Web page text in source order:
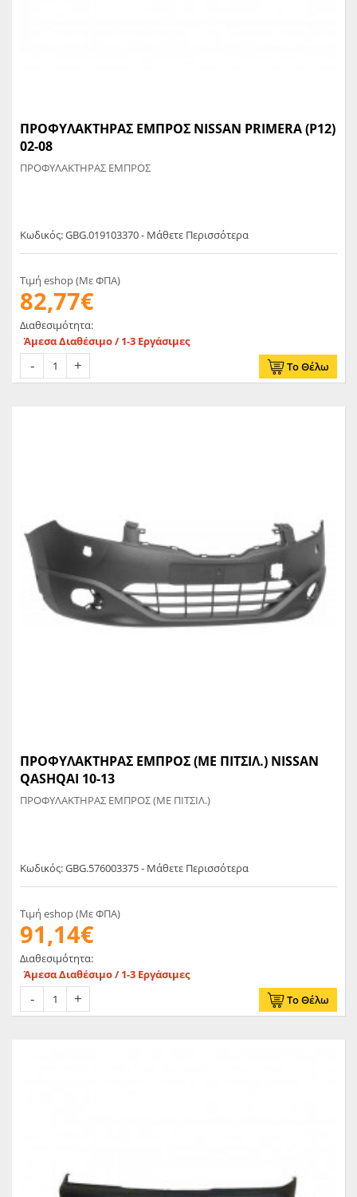
ΠΡΟΦΥΛΑΚΤΗΡΑΣ ΕΜΠΡΟΣ NISSAN PRIMERA (P12)
02-08
ΠΡΟΦΥΛΑΚΤΗΡΑΣ ΕΜΠΡΟΣ
Κωδικός: GBG.019103370 - Μάθετε Περισσότερα
Τιμή eshop (Με ΦΠΑ)
82,77€
Διαθεσιμότητα:
Άμεσα Διαθέσιμο / 1-3 Εργάσιμες
Το Θέλω
ΠΡΟΦΥΛΑΚΤΗΡΑΣ ΕΜΠΡΟΣ (ΜΕ ΠΙΤΣΙΛ.) NISSAN
QASHQAI 10-13
ΠΡΟΦΥΛΑΚΤΗΡΑΣ ΕΜΠΡΟΣ (ΜΕ ΠΙΤΣΙΛ.)
Κωδικός: GBG.576003375 - Μάθετε Περισσότερα
Τιμή eshop (Με ΦΠΑ)
91,14€
Διαθεσιμότητα:
Άμεσα Διαθέσιμο / 1-3 Εργάσιμες
Το Θέλω